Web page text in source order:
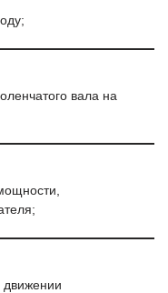
вала на
движении